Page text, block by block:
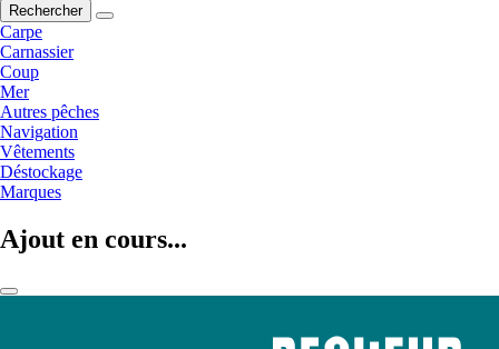
Rechercher
Carpe
Carnassier
Coup
Mer
Autres pêches
Navigation
Vêtements
Déstockage
Marques
Ajout en cours...